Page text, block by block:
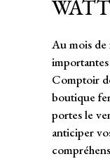
Au mois de
Comptoir
boutique
portes le
anticiper